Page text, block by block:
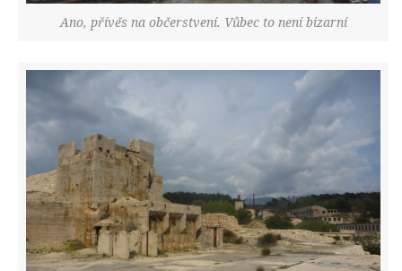
Ano, přívěs na občerstvení. Vůbec to není bizarní